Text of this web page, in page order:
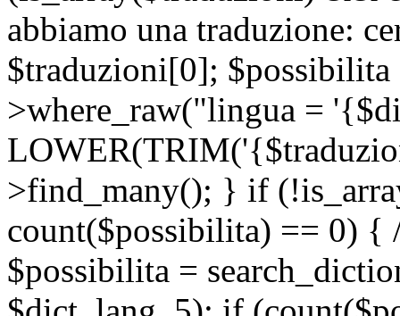
abbiamo una traduzione:
$traduzioni[0];
>where_raw("lingua =
>find_many(); } if
count($possibilita) == 0) {
$possibilita =